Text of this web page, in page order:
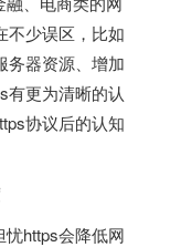
不少误区，比如
务器资源、增加
有更为清晰的认
协议后的认知
https会降低网